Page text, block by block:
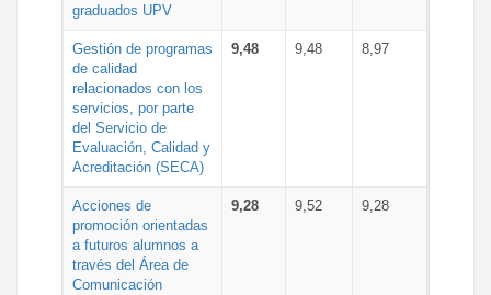
graduados UPV
Gestión de programas
de calidad
relacionados con los
servicios, por parte
del Servicio de
Evaluación, Calidad y
Acreditación (SECA)
9,48 9,48 8,97
Acciones de
promoción orientadas
a futuros alumnos a
través del Área de
Comunicación
9,28 9,52 9,28